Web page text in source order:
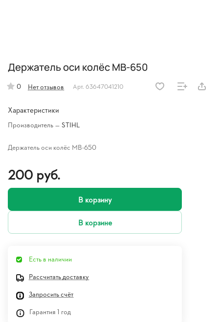
Держатель оси колёс МВ-650
0 Нет отзывов Арт. 63647041210
Характеристики
Производитель — STIHL
Держатель оси колёс МВ-650
200 руб.
В корзину
В корзине
Есть в наличии
Рассчитать доставку
Запросить счёт
Гарантия 1 год